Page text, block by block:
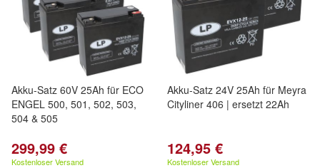
Akku-Satz 60V 25Ah für ECO
ENGEL 500, 501, 502, 503,
504 & 505
299,99 €
Kostenloser Versand
Akku-Satz 24V 25Ah für Meyra
Cityliner 406 | ersetzt 22Ah
124,95 €
Kostenloser Versand